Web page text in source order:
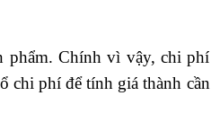
phẩm. Chính vì vậy, chi phí
chi phí để tính giá thành cần